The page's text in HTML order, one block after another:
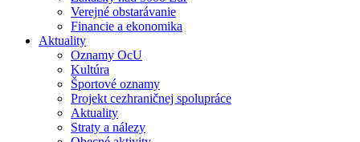
Verejné obstarávanie
Financie a ekonomika
Aktuality
Oznamy OcU
Kultúra
Športové oznamy
Projekt cezhraničnej spolupráce
Aktuality
Straty a nálezy